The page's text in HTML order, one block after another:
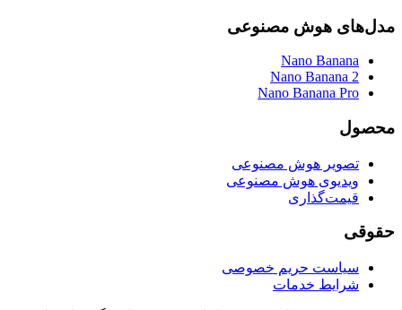
مدل‌های هوش مصنوعی
Nano Banana
Nano Banana 2
Nano Banana Pro
محصول
تصویر هوش مصنوعی
ویدیوی هوش مصنوعی
قیمت‌گذاری
حقوقی
سیاست حریم خصوصی
شرایط خدمات